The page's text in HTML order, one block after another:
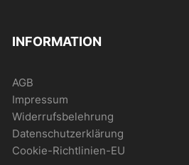
INFORMATION
AGB
Impressum
Widerrufsbelehrung
Datenschutzerklärung
Cookie-Richtlinien-EU